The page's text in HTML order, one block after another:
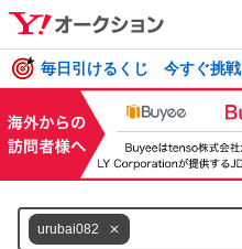
毎日引けるくじ 今すぐ挑戦
urubai082